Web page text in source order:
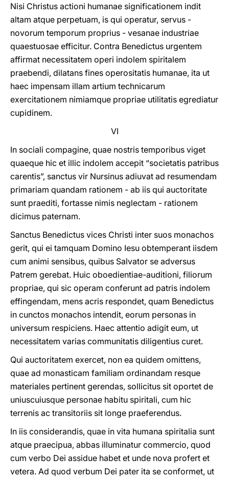
Nisi Christus actioni humanae significationem indit
altam atque perpetuam, is qui operatur, servus -
novorum temporum proprius - vesanae industriae
quaestuosae efficitur. Contra Benedictus urgentem
affirmat necessitatem operi indolem spiritalem
praebendi, dilatans fines operositatis humanae, ita ut
haec impensam illam artium technicarum
exercitationem nimiamque propriae utilitatis egrediatur
cupidinem.
VI
In sociali compagine, quae nostris temporibus viget
quaeque hic et illic indolem accepit “societatis patribus
carentis”, sanctus vir Nursinus adiuvat ad resumendam
primariam quandam rationem - ab iis qui auctoritate
sunt praediti, fortasse nimis neglectam - rationem
dicimus paternam.
Sanctus Benedictus vices Christi inter suos monachos
gerit, qui ei tamquam Domino Iesu obtemperant iisdem
cum animi sensibus, quibus Salvator se adversus
Patrem gerebat. Huic oboedientiae-auditioni, filiorum
propriae, qui sic operam conferunt ad patris indolem
effingendam, mens acris respondet, quam Benedictus
in cunctos monachos intendit, eorum personas in
universum respiciens. Haec attentio adigit eum, ut
necessitatem varias communitatis diligentius curet.
Qui auctoritatem exercet, non ea quidem omittens,
quae ad monasticam familiam ordinandam resque
materiales pertinent gerendas, sollicitus sit oportet de
uniuscuiusque personae habitu spiritali, cum hic
terrenis ac transitoriis sit longe praeferendus.
In iis considerandis, quae in vita humana spiritalia sunt
atque praecipua, abbas illuminatur commercio, quod
cum verbo Dei assidue habet et unde nova profert et
vetera. Ad quod verbum Dei pater ita se conformet, ut